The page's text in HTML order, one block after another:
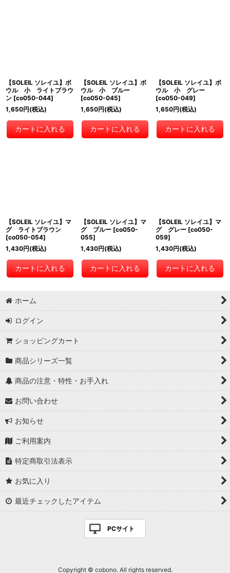
【SOLEIL ソレイユ】ボ
ウル 小 ライトブラウ
ン [co050-044]
1,650円(税込)
カートに入れる
【SOLEIL ソレイユ】ボ
ウル 小 ブルー
[co050-045]
1,650円(税込)
カートに入れる
【SOLEIL ソレイユ】ボ
ウル 小 グレー
[co050-049]
1,650円(税込)
カートに入れる
【SOLEIL ソレイユ】マ
グ ライトブラウン
[co050-054]
1,430円(税込)
カートに入れる
【SOLEIL ソレイユ】マ
グ ブルー [co050-
055]
1,430円(税込)
カートに入れる
【SOLEIL ソレイユ】マ
グ グレー [co050-
059]
1,430円(税込)
カートに入れる
ホーム
ログイン
ショッピングカート
商品シリーズ一覧
商品の注意・特性・お手入れ
お問い合わせ
お知らせ
ご利用案内
特定商取引法表示
お気に入り
最近チェックしたアイテム
PCサイト
Copyright © cobono. All rights reserved.